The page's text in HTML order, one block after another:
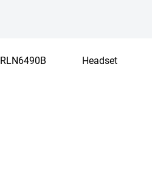
RLN6490B Headset